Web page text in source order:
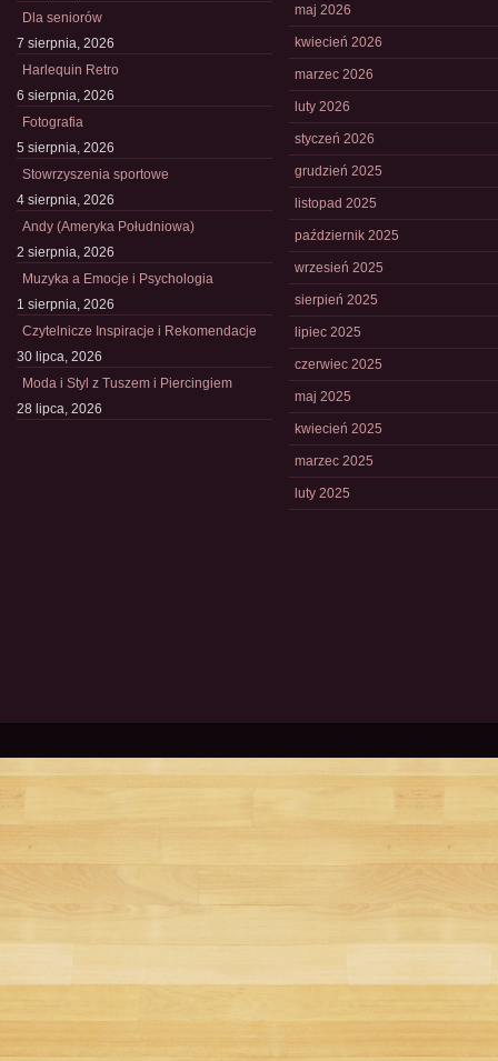
Dla seniorów
7 sierpnia, 2026
Harlequin Retro
6 sierpnia, 2026
Fotografia
5 sierpnia, 2026
Stowrzyszenia sportowe
4 sierpnia, 2026
Andy (Ameryka Południowa)
2 sierpnia, 2026
Muzyka a Emocje i Psychologia
1 sierpnia, 2026
Czytelnicze Inspiracje i Rekomendacje
30 lipca, 2026
Moda i Styl z Tuszem i Piercingiem
28 lipca, 2026
maj 2026
kwiecień 2026
marzec 2026
luty 2026
styczeń 2026
grudzień 2025
listopad 2025
październik 2025
wrzesień 2025
sierpień 2025
lipiec 2025
czerwiec 2025
maj 2025
kwiecień 2025
marzec 2025
luty 2025